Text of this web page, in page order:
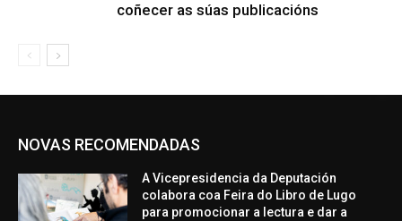
coñecer as súas publicacións
NOVAS RECOMENDADAS
A Vicepresidencia da Deputación
colabora coa Feira do Libro de Lugo
para promocionar a lectura e dar a